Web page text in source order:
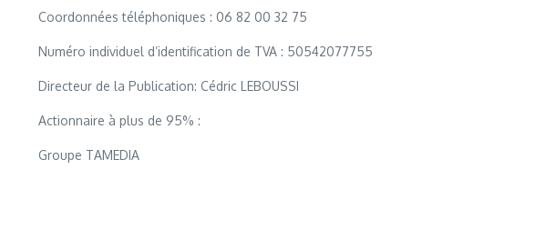
Coordonnées téléphoniques : 06 82 00 32 75
Numéro individuel d’identification de TVA : 50542077755
Directeur de la Publication: Cédric LEBOUSSI
Actionnaire à plus de 95% :
Groupe TAMEDIA